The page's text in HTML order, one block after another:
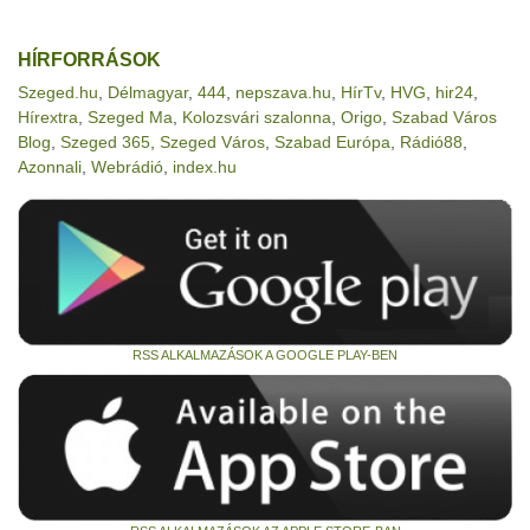
HÍRFORRÁSOK
Szeged.hu Délmagyar, 444 nepszava.hu HírTv, HVG hir24
Hírextra Szeged Ma Kolozsvári szalonna Origo Szabad Város
Blog Szeged 365 Szeged Város Szabad Európa Rádió88
Azonnali Webrádió index.hu
RSS ALKALMAZÁSOK A GOOGLE PLAY-BEN